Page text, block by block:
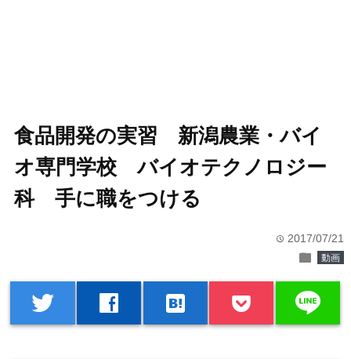
食品開発の実習 新潟農業・バイ
オ専門学校 バイオテクノロジー
科 手に職をつける
time 2017/07/21
folder 動画
twitter facebook hatenabookmark line